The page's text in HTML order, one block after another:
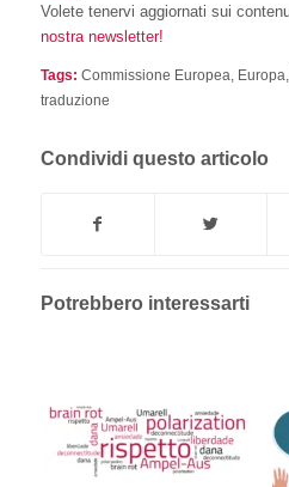
Volete tenervi aggiornati sui
nostra newsletter!
Tags: Commissione Europea Europa
traduzione
Condividi questo articolo
Potrebbero interessarti